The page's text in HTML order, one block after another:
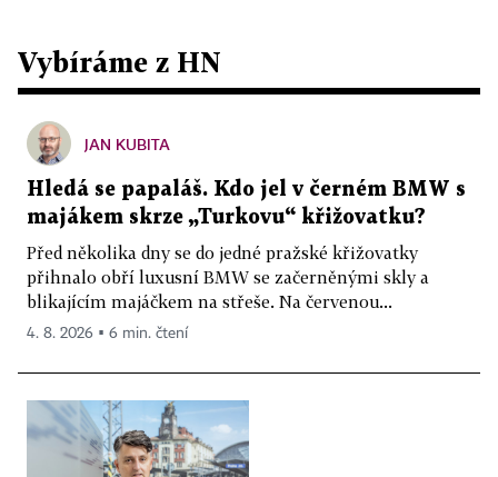
Vybíráme z HN
JAN KUBITA
Hledá se papaláš. Kdo jel v černém BMW s
majákem skrze „Turkovu“ křižovatku?
Před několika dny se do jedné pražské křižovatky
přihnalo obří luxusní BMW se začerněnými skly a
blikajícím majáčkem na střeše. Na červenou...
4. 8. 2026 ▪ 6 min. čtení